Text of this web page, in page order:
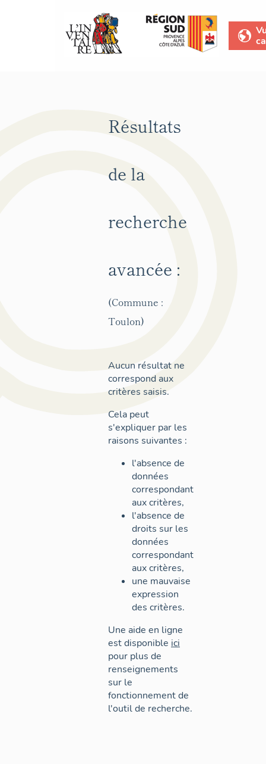
Résultats
de la
recherche
avancée :
(Commune :
Toulon)
Aucun résultat ne
correspond aux
critères saisis.
Cela peut
s'expliquer par les
raisons suivantes :
l'absence de
données
correspondant
aux critères,
l'absence de
droits sur les
données
correspondant
aux critères,
une mauvaise
expression
des critères.
Une aide en ligne
est disponible ici
pour plus de
renseignements
sur le
fonctionnement de
l'outil de recherche.